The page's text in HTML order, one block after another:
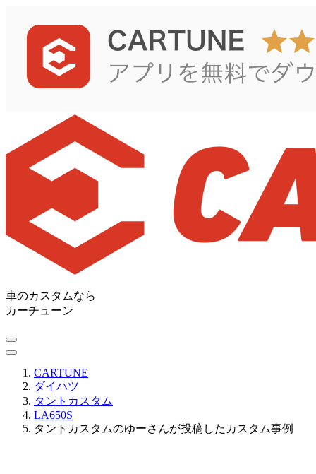
車のカスタムなら
カーチューン
CARTUNE
ダイハツ
タントカスタム
LA650S
タントカスタムのゆーさんが投稿したカスタム事例